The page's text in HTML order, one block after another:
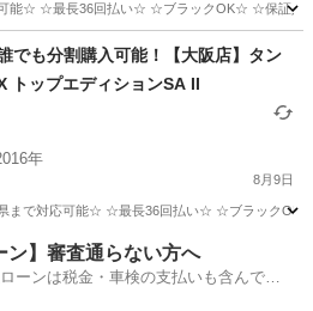
能☆ ☆最長36回払い☆ ☆ブラックOK☆ ☆保証人
タント 車両
でも分割購入可能！【大阪店】タン
トカスタムX トップエディションSA II
年
8月9日
まで対応可能☆ ☆最長36回払い☆ ☆ブラック
タント 車両
ン】審査通らない方へ
ローンは税金・車検の支払いも含んでい